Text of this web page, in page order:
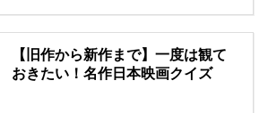
【旧作から新作まで】一度は観て
おきたい！名作日本映画クイズ